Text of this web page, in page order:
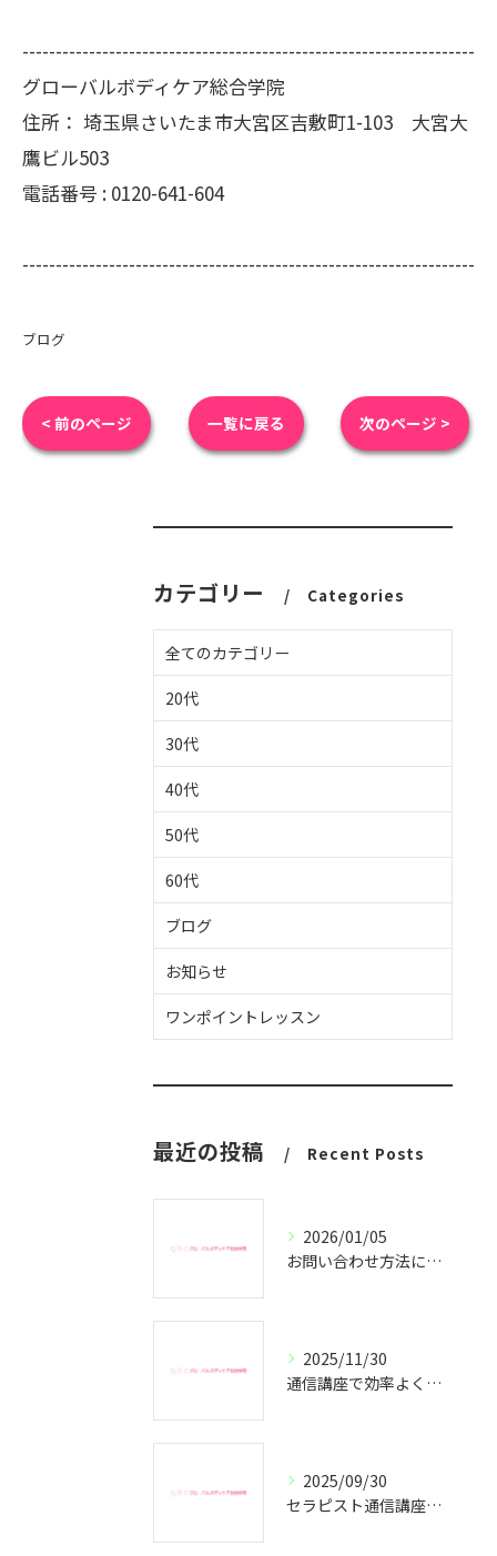
--------------------------------------------------------------------
グローバルボディケア総合学院
住所： 埼玉県さいたま市大宮区吉敷町1-103 大宮大
鷹ビル503
電話番号 : 0120-641-604
--------------------------------------------------------------------
ブログ
< 前のページ 一覧に戻る 次のページ >
カテゴリー Categories
全てのカテゴリー
20代
30代
40代
50代
60代
ブログ
お知らせ
ワンポイントレッスン
最近の投稿 Recent Posts
2026/01/05
お問い合わせ方法についてのご案内
2025/11/30
通信講座で効率よくセラピスト資格取得
2025/09/30
セラピスト通信講座で副業成功の秘訣